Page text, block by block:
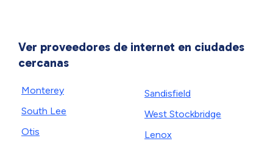
Ver proveedores de internet en ciudades
cercanas
Monterey
South Lee
Otis
Sandisfield
West Stockbridge
Lenox